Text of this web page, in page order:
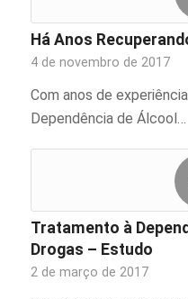
Há Anos
4 de novembro de 2017
Com anos de
Dependência de Álcool…
Tratamento à
Drogas – Estudo
2 de março de 2017